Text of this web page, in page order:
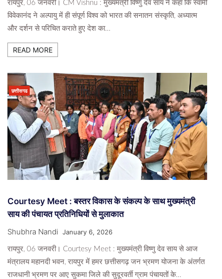
रायपुर, 06 जनवरी। CM Vishnu : मुख्यमंत्री विष्णु देव साय ने कहा कि स्वामी
विवेकानंद ने अल्पायु में ही संपूर्ण विश्व को भारत की सनातन संस्कृति, अध्यात्म
और दर्शन से परिचित कराते हुए देश का…
READ MORE
छत्तीसगढ
Courtesy Meet : बस्तर विकास के संकल्प के साथ मुख्यमंत्री
साय की पंचायत प्रतिनिधियों से मुलाकात
Shubhra Nandi January 6, 2026
रायपुर, 06 जनवरी। Courtesy Meet : मुख्यमंत्री विष्णु देव साय से आज
मंत्रालय महानदी भवन, रायपुर में हमर छत्तीसगढ़ जन भ्रमण योजना के अंतर्गत
राजधानी भ्रमण पर आए सुकमा जिले की सुदूरवर्ती ग्राम पंचायतों के…